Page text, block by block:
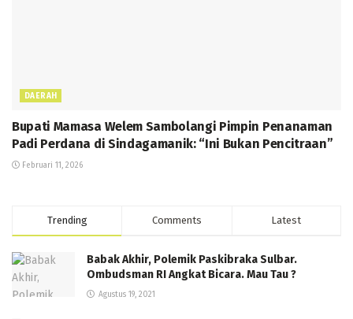
DAERAH
Bupati Mamasa Welem Sambolangi Pimpin Penanaman
Padi Perdana di Sindagamanik: “Ini Bukan Pencitraan”
Februari 11, 2026
Trending Comments Latest
Babak Akhir, Polemik Paskibraka Sulbar.
Ombudsman RI Angkat Bicara. Mau Tau ?
Agustus 19, 2021